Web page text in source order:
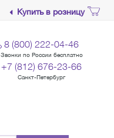
Купить в розницу
8 (800) 222-04-46
Звонки по России бесплатно
+7 (812) 676-23-66
Санкт-Петербург